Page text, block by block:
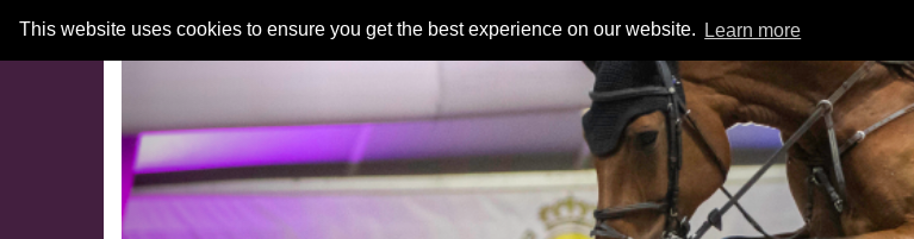
This website uses cookies to ensure you get the best experience on our website. Learn more
Previous